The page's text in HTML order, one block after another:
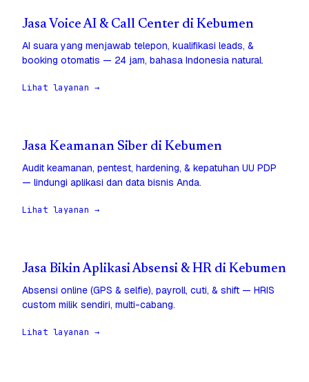
Jasa Voice AI & Call Center di Kebumen
AI suara yang menjawab telepon, kualifikasi leads, &
booking otomatis — 24 jam, bahasa Indonesia natural.
Lihat layanan →
Jasa Keamanan Siber di Kebumen
Audit keamanan, pentest, hardening, & kepatuhan UU PDP
— lindungi aplikasi dan data bisnis Anda.
Lihat layanan →
Jasa Bikin Aplikasi Absensi & HR di Kebumen
Absensi online (GPS & selfie), payroll, cuti, & shift — HRIS
custom milik sendiri, multi-cabang.
Lihat layanan →